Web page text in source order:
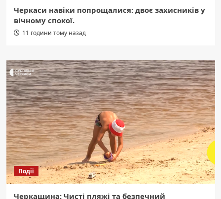
Черкаси навіки попрощалися: двоє захисників у
вічному спокої.
11 години тому назад
Події
Черкащина: Чисті пляжі та безпечний